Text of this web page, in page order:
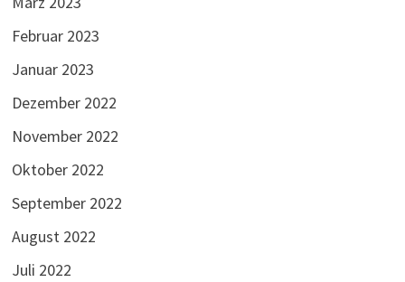
Februar 2023
Januar 2023
Dezember 2022
November 2022
Oktober 2022
September 2022
August 2022
Juli 2022